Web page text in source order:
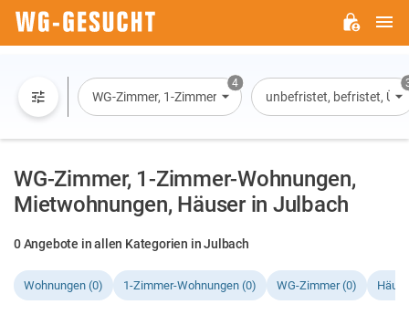
4
WG-Zimmer, 1-Zimmer-Wohnung, Wohnung, Haus
unbefristet, befristet,
WG-Zimmer, 1-Zimmer-Wohnungen,
Mietwohnungen, Häuser in Julbach
0 Angebote in allen Kategorien in Julbach
Wohnungen (0) 1-Zimmer-Wohnungen (0) WG-Zimmer (0)